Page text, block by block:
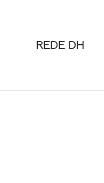
REDE DH